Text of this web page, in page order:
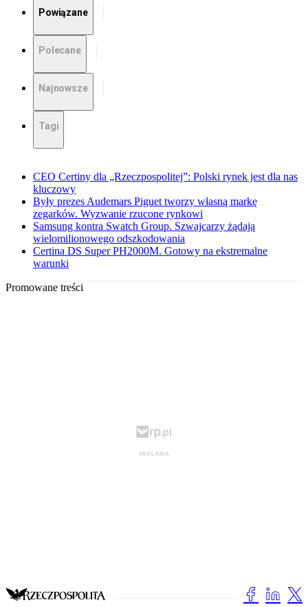
Powiązane
Polecane
Najnowsze
Tagi
CEO Certiny dla „Rzeczpospolitej”: Polski rynek jest dla nas
kluczowy
Były prezes Audemars Piguet tworzy własną markę
zegarków. Wyzwanie rzucone rynkowi
Samsung kontra Swatch Group. Szwajcarzy żądają
wielomilionowego odszkodowania
Certina DS Super PH2000M. Gotowy na ekstremalne
warunki
Promowane treści